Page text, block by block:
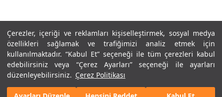
Çerezler, içeriği ve reklamları kişiselleştirmek, sosyal medya
özellikleri sağlamak ve trafiğimizi analiz etmek için
kullanılmaktadır. “Kabul Et” seçeneği ile tüm çerezleri kabul
edebilirsiniz veya “Çerez Ayarları” seçeneği ile ayarları
düzenleyebilirsiniz. Çerez Politikası
Volume